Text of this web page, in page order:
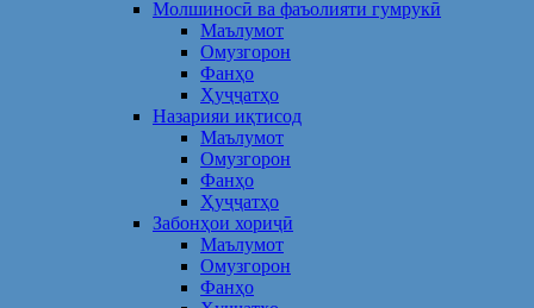
Молшиносӣ ва фаъолияти гумрукӣ
Маълумот
Омузгорон
Фанҳо
Ҳуҷҷатҳо
Назарияи иқтисод
Маълумот
Омузгорон
Фанҳо
Ҳуҷҷатҳо
Забонҳои хориҷӣ
Маълумот
Омузгорон
Фанҳо